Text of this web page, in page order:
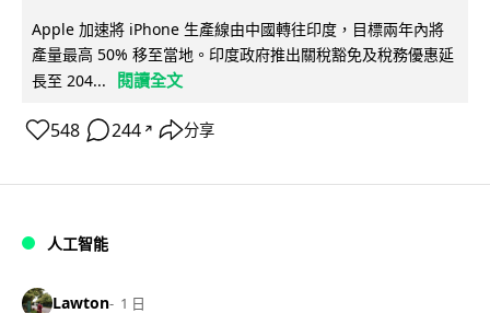
Apple 加速將 iPhone 生產線由中國轉往印度，目標兩年內將
產量最高 50% 移至當地。印度政府推出關稅豁免及稅務優惠延
長至 204...
閱讀全文
548 244 ↗ 分享
人工智能
Lawton 1 日